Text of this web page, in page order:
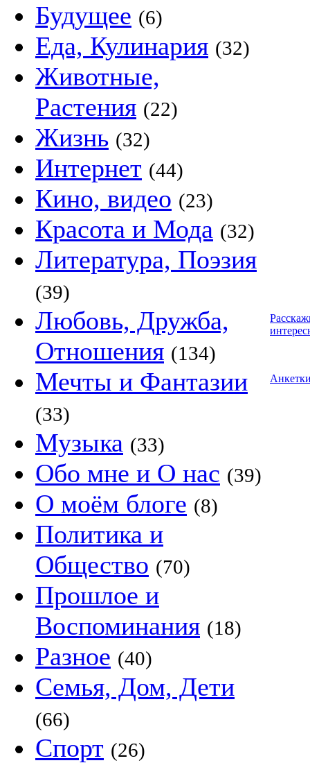
Будущее (6)
Еда, Кулинария (32)
Животные,
Растения (22)
Жизнь (32)
Интернет (44)
Кино, видео (23)
Красота и Мода (32)
Литература, Поэзия
(39)
Любовь, Дружба,
Отношения (134)
Мечты и Фантазии
(33)
Музыка (33)
Обо мне и О нас (39)
О моём блоге (8)
Политика и
Общество (70)
Прошлое и
Воспоминания (18)
Разное (40)
Семья, Дом, Дети
(66)
Спорт (26)